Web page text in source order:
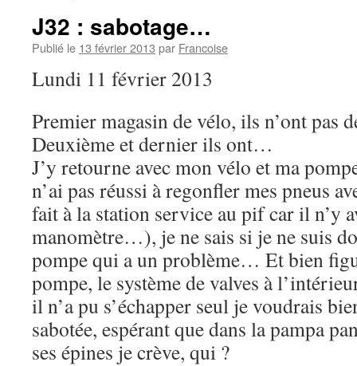
J32 : sabotage…
Publié le 13 février 2013 par Francoise
Lundi 11 février 2013
Premier magasin de vélo, ils n’ont pas
Deuxième et dernier ils ont…
J’y retourne avec mon vélo et ma
n’ai pas réussi à regonfler mes pneus
fait à la station service au pif car il n’y
manomètre…), je ne sais si je ne suis
pompe qui a un problème… Et bien
pompe, le système de valves à
il n’a pu s’échapper seul je voudrais
sabotée, espérant que dans la pampa
ses épines je crève, qui ?